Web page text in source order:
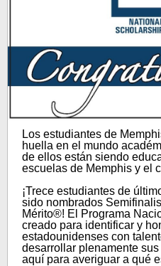
Los estudiantes de
huella en el mundo
de ellos están siendo
escuelas de Memphis y el
¡Trece estudiantes de
sido nombrados
Mérito®! El Programa
creado para identificar y
estadounidenses con
desarrollar plenamente
aquí para averiguar a qué